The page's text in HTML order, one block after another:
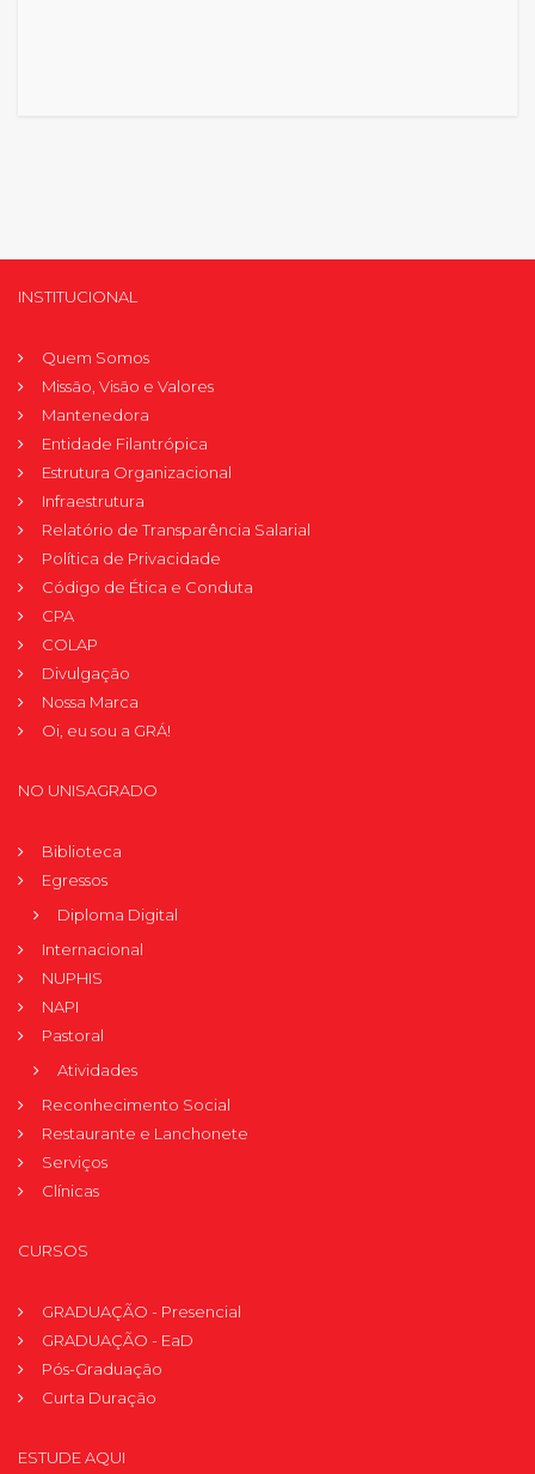
INSTITUCIONAL
Quem Somos
Missão, Visão e Valores
Mantenedora
Entidade Filantrópica
Estrutura Organizacional
Infraestrutura
Relatório de Transparência Salarial
Política de Privacidade
Código de Ética e Conduta
CPA
COLAP
Divulgação
Nossa Marca
Oi, eu sou a GRÁ!
NO UNISAGRADO
Biblioteca
Egressos
Diploma Digital
Internacional
NUPHIS
NAPI
Pastoral
Atividades
Reconhecimento Social
Restaurante e Lanchonete
Serviços
Clínicas
CURSOS
GRADUAÇÃO - Presencial
GRADUAÇÃO - EaD
Pós-Graduação
Curta Duração
ESTUDE AQUI